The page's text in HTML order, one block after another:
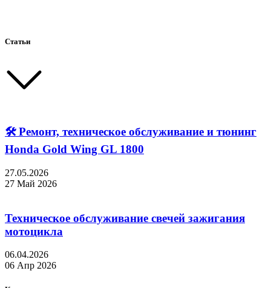
Статьи
🛠 Ремонт, техническое обслуживание и тюнинг
Honda Gold Wing GL 1800
27.05.2026
27 Май 2026
Техническое обслуживание свечей зажигания
мотоцикла
06.04.2026
06 Апр 2026